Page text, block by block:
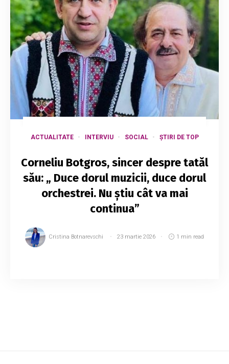
ACTUALITATE INTERVIU SOCIAL ȘTIRI DE TOP
Corneliu Botgros, sincer despre tatăl
său: „ Duce dorul muzicii, duce dorul
orchestrei. Nu știu cât va mai
continua”
Cristina Botnarevschi 23 martie 2026 1 min read